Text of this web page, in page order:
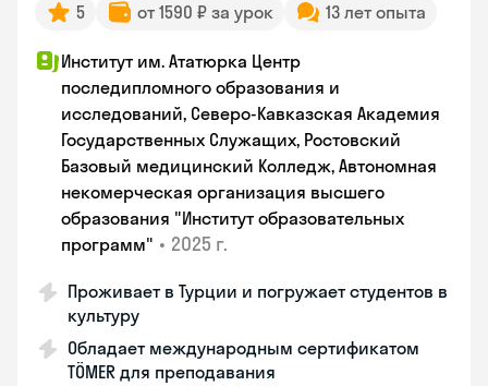
5 от 1590 ₽ за урок 13 лет опыта
Институт им. Ататюрка Центр
последипломного образования и
исследований, Северо-Кавказская Академия
Государственных Служащих, Ростовский
Базовый медицинский Колледж, Автономная
некомерческая организация высшего
образования "Институт образовательных
программ" • 2025 г.
Проживает в Турции и погружает студентов в
культуру
Обладает международным сертификатом
TÖMER для преподавания